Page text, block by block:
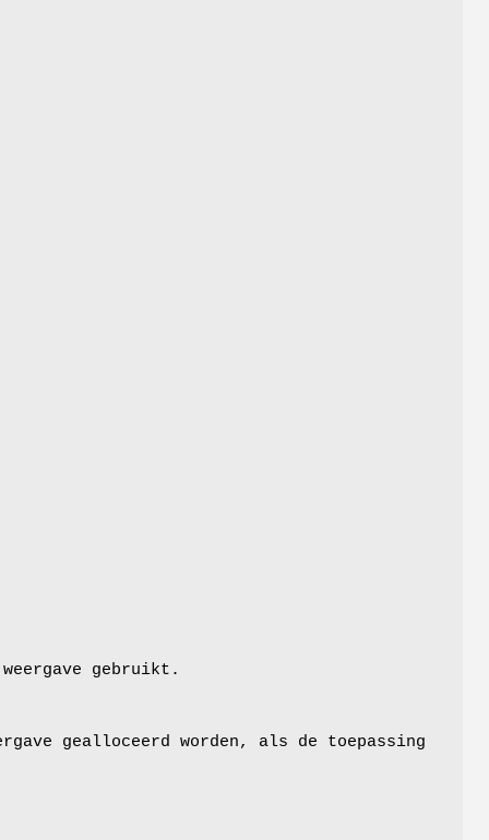
gebruikt.
gealloceerd worden, als de toepassing